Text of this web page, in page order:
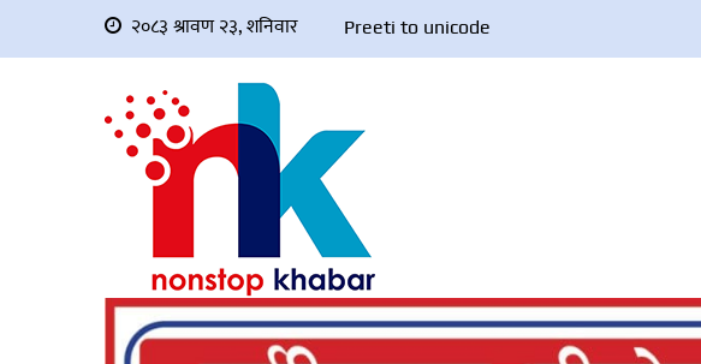
२०८३ श्रावण २३, शनिवार Preeti to unicode